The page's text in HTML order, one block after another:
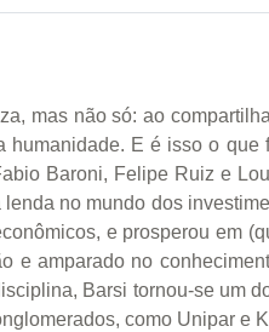
mas não só: ao
E é isso o
Baroni, Felipe Ruiz e
no mundo dos
e prosperou em
e amparado no
Barsi tornou-se um
como Unipar e